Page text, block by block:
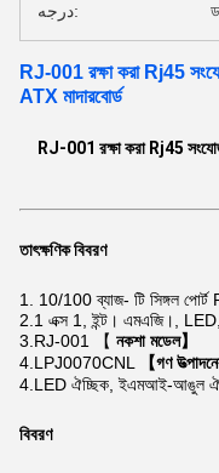
درجه:
RJ-001 রক্ষা করা Rj45
ATX মাদারবোর্ড
RJ-001 রক্ষা করা Rj45
তাৎক্ষণিক বিবরণ
1. 10/100 ব্যাজ- টি সিঙ্গল
2.1 এক্স 1, ইন্ট। এমএজি।, LED,
3.RJ-001 【 নকশা মডেল】
4.LPJ0070CNL
【গণ
4.LED ঐচ্ছিক, ইএমআই-আঙুল
বিবরণ